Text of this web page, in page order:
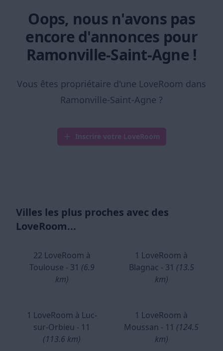
Oops, nous n'avons pas
encore d'annonces pour
Ramonville-Saint-Agne !
Vous êtes propriétaire d'une LoveRoom dans
Ramonville-Saint-Agne ?
Inscrire votre LoveRoom
Villes les plus proches avec des
LoveRoom...
22 LoveRoom à
Toulouse - 31 (6.9
km)
1 LoveRoom à
Blagnac - 31 (13.5
km)
1 LoveRoom à Luc-
sur-Orbieu - 11
(113.6 km)
1 LoveRoom à
Moussan - 11 (124.5
km)